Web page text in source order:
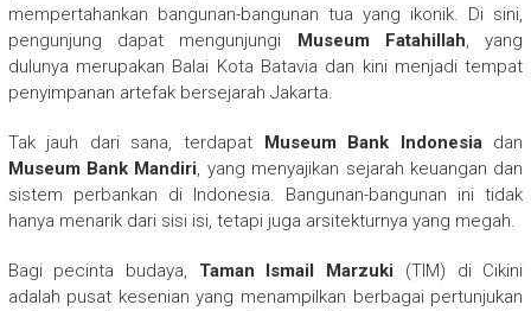
mempertahankan bangunan-bangunan tua yang ikonik. Di sini,
pengunjung dapat mengunjungi
Museum Fatahillah, yang
dulunya merupakan Balai Kota Batavia dan kini menjadi tempat
penyimpanan artefak bersejarah Jakarta.
Tak jauh dari sana, terdapat Museum Bank Indonesiadan
Museum Bank Mandiri, yang menyajikan sejarah keuangan dan
sistem perbankan di Indonesia. Bangunan-bangunan ini tidak
hanya menarik dari sisi isi, tetapi juga arsitekturnya yang megah.
Bagi pecinta budaya, Taman Ismail Marzuki (TIM) di Cikini
adalah pusat kesenian yang menampilkan berbagai pertunjukan